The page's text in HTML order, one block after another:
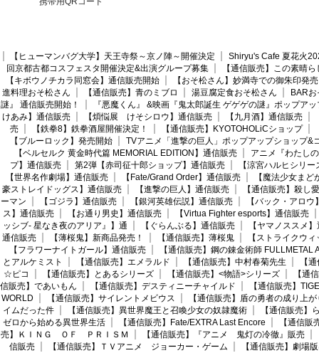
【ヒューマンバグ大学】天王寺祭～京ノ陣～開催決定
Shiryu's Cafe 夏花火
回京都古都コスフェスタ開催決定&出演グループ募集
【通信販売】この素晴
【キボウノチカラ同窓会】通信販売開始
【おそ松さん】妙満寺での御朱印発売
進料理おそ松さん
【通信販売】青のミブロ 湯豆腐定食おそ松さん
BAR
謎』 通信販売開始！
『悪魔くん』 &映画『鬼太郎誕生 ゲゲゲの謎』ポップア
けあみ】通信販売
【煩悩展 けそシロウ】通信販売 【九月酒】通信販売
売
【鉄拳8】鉄拳酒屋開催決定！ 【通信販売】KYOTOHOLiCショップ
【ブルーロック】発売開始
TVアニメ「進撃の巨人」ポップアップショップ&
【ベルセルク 黄金時代篇 MEMORIAL EDITION】通信販売
アニメ『わたし
プ】通信販売
第2弾【赤司征十郎ショップ】通信販売
【涼宮ハルヒシリ
【世界名作劇場】通信販売
【Fate/Grand Order】通信販売
【魔法少女ま
豪ストレイドッグス】通信販売
【進撃の巨人】通信販売
【通信販売】殺し愛
ーマン
【ゴジラ】通信販売 【銀河英雄伝説】通信販売
【バック・アロウ
ス】通信販売
【お通り男史】通信販売
【Virtua Fighter esports】通信販売
ッシブ- 星なき夜のアリア』】通
【ぐらんぶる】通信販売
【ヤマノススメ
通信販売
【薄桜鬼】新商品発売！ 【通信販売】薄桜鬼
【ストライクウ
【フラワーナイトガール】通信販売
【通信販売】鋼の錬金術師 FULLMETAL
とアルケミスト
【通信販売】エメラルド 【通信販売】中村春菊先生
【
☆ピコ
【通信販売】とあるシリーズ 【通信販売】<物語>シリーズ
【通
信販売】であいもん
【通信販売】デスティニーチャイルド
【通信販売】
WORLD
【通信販売】サイレントメビウス
【通信販売】盾の勇者の成り上が
イムだった件
【通信販売】異世界魔王と召喚少女の奴隷魔術
【通信販売】
ゼロから始める異世界生活
【通信販売】Fate/EXTRA Last Encore
【通信
売】ＫＩＮＧ ＯＦ ＰＲＩＳＭ
【通信販売】『アニメ 鬼灯の冷徹』販売
信販売
【通信販売】ＴＶアニメ ジョーカー・ゲーム
【通信販売】劇場